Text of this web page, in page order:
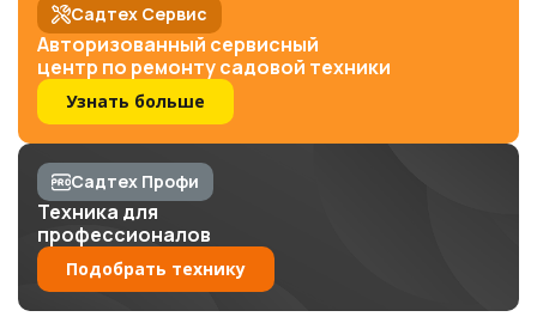
Садтех Сервис
Авторизованный сервисный
центр по ремонту садовой техники
Узнать больше
Садтех Профи
Техника для
профессионалов
Подобрать технику